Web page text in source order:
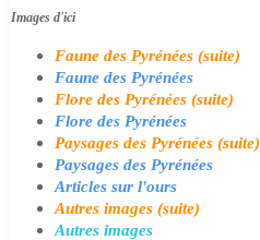
Images d'ici
Faune des Pyrénées (suite)
Faune des Pyrénées
Flore des Pyrénées (suite)
Flore des Pyrénées
Paysages des Pyrénées (suite)
Paysages des Pyrénées
Articles sur l'ours
Autres images (suite)
Autres images